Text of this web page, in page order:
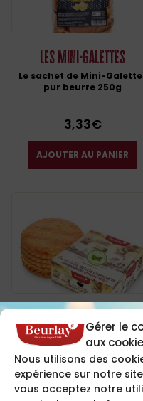
Gérer le
aux
Nous utilisons des
expérience sur notre
vous acceptez notre
Les Mini-Galettes
Le sachet de Mini-
pur beurre 250g
3,33€
AJOUTER AU PANIER
Ventes en coffret
Coffret 5 Galettes 1848 à
l’Angélique
15,60 €